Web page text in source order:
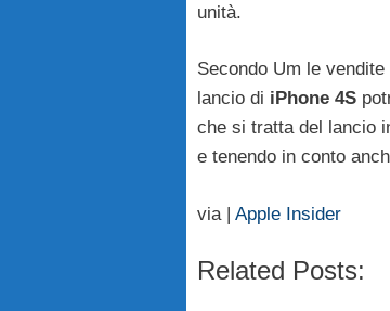
unità.
Secondo Um le
lancio di iPhone 4S
che si tratta del lancio
e tenendo in conto
via | Apple Insider
Related Posts: